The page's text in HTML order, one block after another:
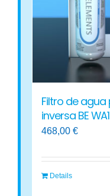
Filtro de
inversa BE
468,00€
Details